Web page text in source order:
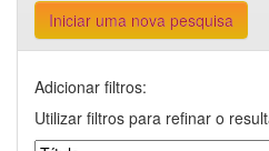
Iniciar uma nova pesquisa
Adicionar filtros:
Utilizar filtros para refinar o